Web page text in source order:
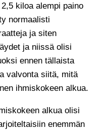
kiloa alempi paino
normaalisti
ja siten
ja niissä olisi
ennen tällaista
valvonta siitä, mitä
ihmiskokeen alkua.
alkua olisi
enemmän